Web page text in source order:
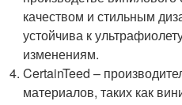
качеством и стильным
устойчива к
изменениям.
CertainTeed –
материалов, таких как